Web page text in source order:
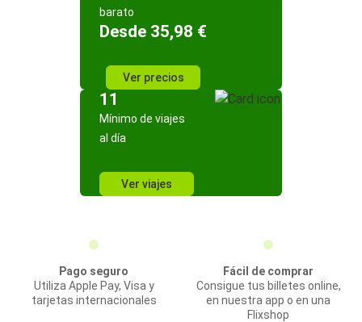
barato
Desde 35,98 €
Ver precios
11
Mínimo de viajes
al día
Ver viajes
Pago seguro
Utiliza Apple Pay, Visa y
tarjetas internacionales
Fácil de comprar
Consigue tus billetes online,
en nuestra app o en una
Flixshop